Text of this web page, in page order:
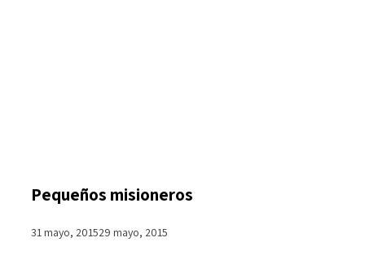
Pequeños misioneros
31 mayo, 201529 mayo, 2015